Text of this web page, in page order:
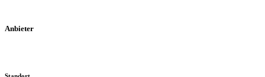
Anbieter
Standort